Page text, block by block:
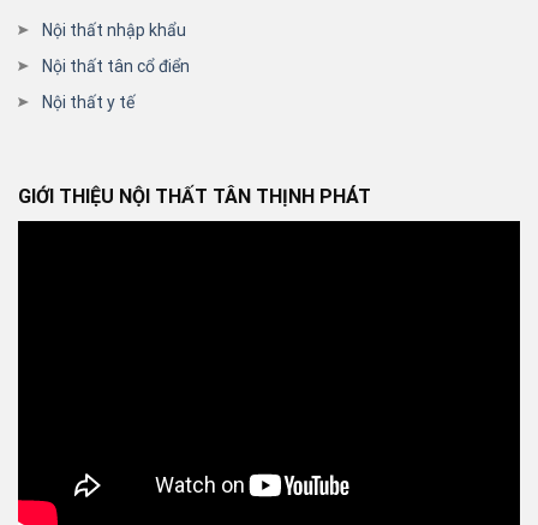
Nội thất nhập khẩu
Nội thất tân cổ điển
Nội thất y tế
GIỚI THIỆU NỘI THẤT TÂN THỊNH PHÁT